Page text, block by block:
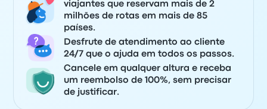
viajantes que reservam mais de 2
milhões de rotas em mais de 85
países.
Desfrute de atendimento ao cliente
24/7 que o ajuda em todos os passos.
Cancele em qualquer altura e receba
um reembolso de 100%, sem precisar
de justificar.